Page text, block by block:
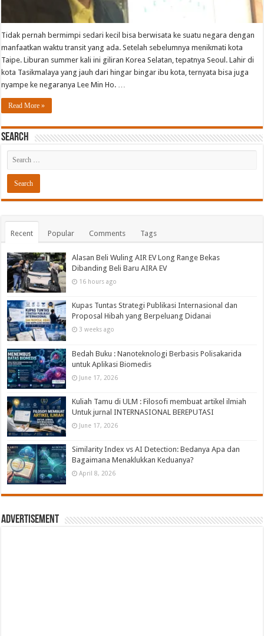
Tidak pernah bermimpi sedari kecil bisa berwisata ke suatu negara dengan
manfaatkan waktu transit yang ada. Setelah sebelumnya menikmati kota
Taipe. Liburan summer kali ini giliran Korea Selatan, tepatnya Seoul. Lahir di
kota Tasikmalaya yang jauh dari hingar bingar ibu kota, ternyata bisa juga
nyampe ke negaranya Lee Min Ho. …
Read More »
Search
Recent Popular Comments Tags
Alasan Beli Wuling AIR EV Long Range Bekas
Dibanding Beli Baru AIRA EV
16 hours ago
Kupas Tuntas Strategi Publikasi Internasional dan
Proposal Hibah yang Berpeluang Didanai
3 weeks ago
Bedah Buku : Nanoteknologi Berbasis Polisakarida
untuk Aplikasi Biomedis
June 17, 2026
Kuliah Tamu di ULM : Filosofi membuat artikel ilmiah
Untuk jurnal INTERNASIONAL BEREPUTASI
June 17, 2026
Similarity Index vs AI Detection: Bedanya Apa dan
Bagaimana Menaklukkan Keduanya?
April 8, 2026
Advertisement